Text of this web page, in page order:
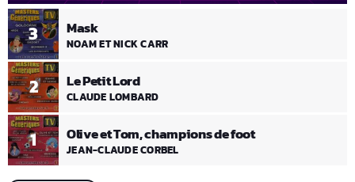
1 Olive et Tom, champions de foot
JEAN-CLAUDE CORBEL
2 Le Petit Lord
CLAUDE LOMBARD
3 Mask
NOAM ET NICK CARR